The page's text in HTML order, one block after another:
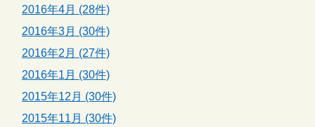
2016年4月 (28件)
2016年3月 (30件)
2016年2月 (27件)
2016年1月 (30件)
2015年12月 (30件)
2015年11月 (30件)